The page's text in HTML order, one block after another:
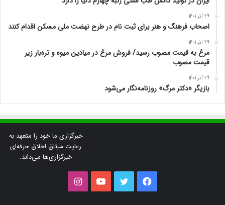
29 آذر 1401
اصحاب فرهنگ و هنر برای ثبت نام در طرح نهضت ملی مسکن اقدام کنند
29 آذر 1401
مرغ به قیمت مصوب رسید/ فروش مرغ در میادین میوه و تره‌بار زیر
قیمت مصوب
29 آذر 1401
بازیگر «دکتر مرگ» روزنامه‌نگار می‌شود
خبرگزاری ما خود را متعهد به
رعایت میثاق اخلاق حرفه‌ای
خبرگزاری‌ها می‌داند.
فیس
توییتر یوتیوب